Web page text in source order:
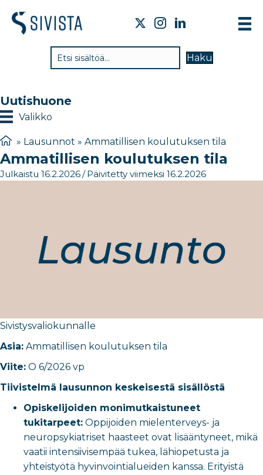
Haku
Uutishuone
Valikko
» Lausunnot » ​Ammatillisen koulutuksen tila​
​Ammatillisen koulutuksen tila​
Julkaistu 16.2.2026/ Päivitetty viimeksi 16.2.2026
Sivistysvaliokunnalle
Asia: Ammatillisen koulutuksen tila
Viite: O 6/2026 vp
Tiivistelmä lausunnon keskeisestä sisällöstä
Opiskelijoiden monimutkaistuneet
tukitarpeet: Oppijoiden mielenterveys- ja
neuropsykiatriset haasteet ovat lisääntyneet, mikä
vaatii intensiivisempää tukea, lähiopetusta ja
yhteistyötä hyvinvointialueiden kanssa. Erityistä